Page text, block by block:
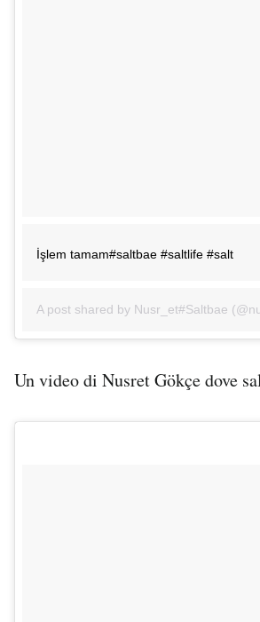
İşlem tamam#saltbae #saltlife #salt
A post shared by Nusr_et#Saltbae
Un video di Nusret Gökçe dove